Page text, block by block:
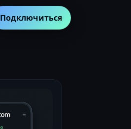
Подключиться